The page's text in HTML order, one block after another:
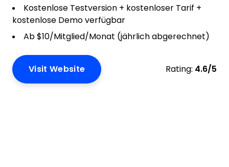
Kostenlose Testversion + kostenloser Tarif +
kostenlose Demo verfügbar
Ab $10/Mitglied/Monat (jährlich abgerechnet)
Visit Website Rating: 4.6/5